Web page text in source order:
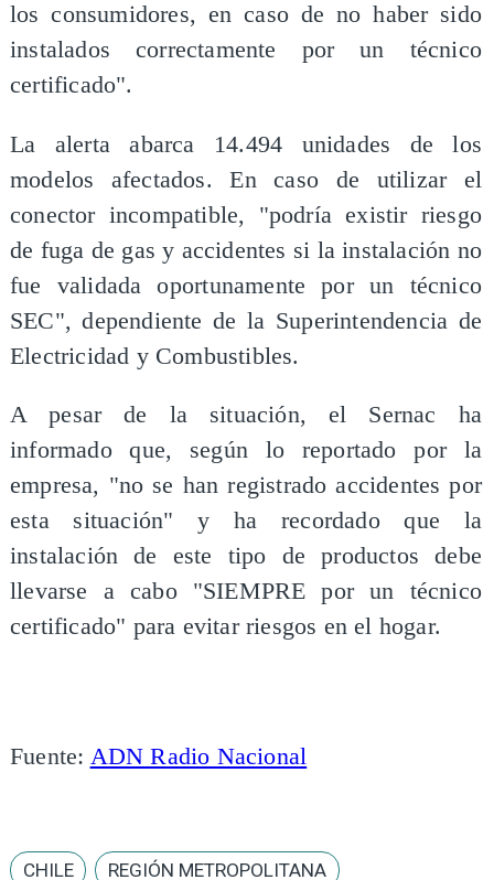
los consumidores, en caso de no haber sido
instalados correctamente por un técnico
certificado".
La alerta abarca 14.494 unidades de los
modelos afectados. En caso de utilizar el
conector incompatible, "podría existir riesgo
de fuga de gas y accidentes si la instalación no
fue validada oportunamente por un técnico
SEC", dependiente de la Superintendencia de
Electricidad y Combustibles.
A pesar de la situación, el Sernac ha
informado que, según lo reportado por la
empresa, "no se han registrado accidentes por
esta situación" y ha recordado que la
instalación de este tipo de productos debe
llevarse a cabo "SIEMPRE por un técnico
certificado" para evitar riesgos en el hogar.
Fuente: ADN Radio Nacional
CHILE REGIÓN METROPOLITANA